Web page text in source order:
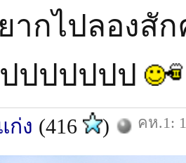
ากไปลองสัก
ปปปปปป
ก่ง (416 ) คห.1: